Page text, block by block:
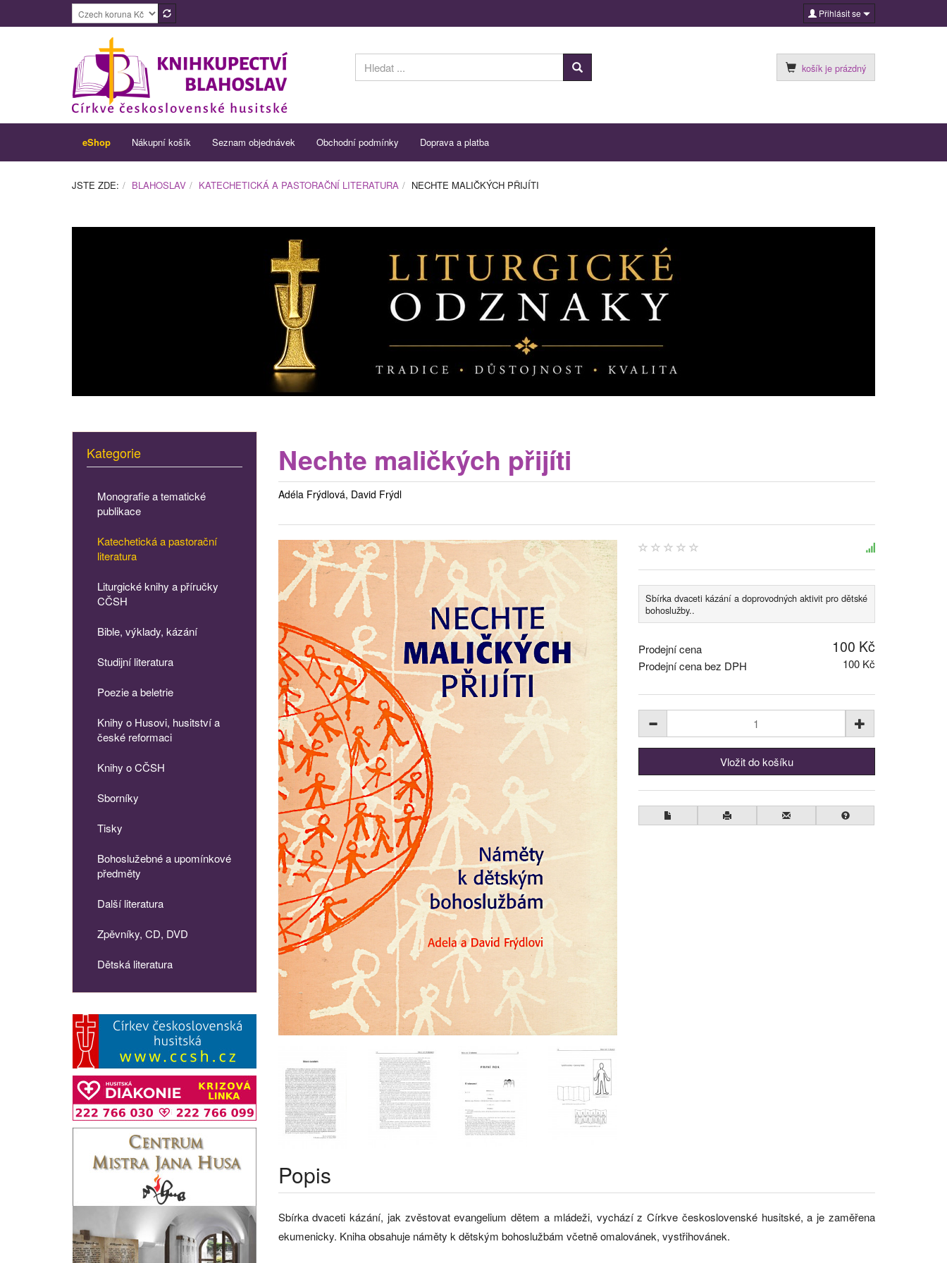
Přihlásit se
košík je prázdný
eShop Nákupní košík Seznam objednávek Obchodní podmínky Doprava a platba
JSTE ZDE: BLAHOSLAV KATECHETICKÁ A PASTORAČNÍ LITERATURA NECHTE MALIČKÝCH PŘIJÍTI
Nechte maličkých přijíti
Adéla Frýdlová, David Frýdl
Sbírka dvaceti kázání a doprovodných aktivit pro dětské
bohoslužby..
Prodejní cena 100 Kč
Prodejní cena bez DPH 100 Kč
Popis
Sbírka dvaceti kázání, jak zvěstovat evangelium dětem a mládeži, vychází z Církve československé husitské, a je zaměřena
ekumenicky. Kniha obsahuje náměty k dětským bohoslužbám včetně omalovánek, vystřihovánek.
Kategorie
Monografie a tematické
publikace
Katechetická a pastorační
literatura
Liturgické knihy a příručky
CČSH
Bible, výklady, kázání
Studijní literatura
Poezie a beletrie
Knihy o Husovi, husitství a
české reformaci
Knihy o CČSH
Sborníky
Tisky
Bohoslužebné a upomínkové
předměty
Další literatura
Zpěvníky, CD, DVD
Dětská literatura